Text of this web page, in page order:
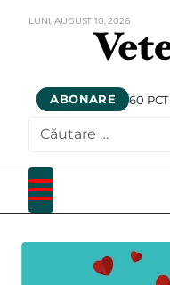
LUNI,AUGUST10,2026
ABONARE 60 PCT